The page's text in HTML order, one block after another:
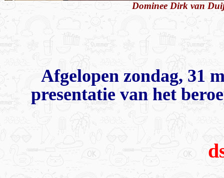
Dominee Dirk van
Afgelopen zondag, 31
presentatie van het